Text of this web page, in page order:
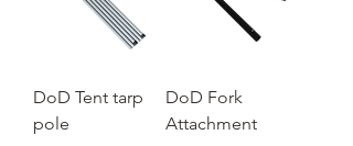
DoD Tent tarp
pole
DoD Fork
Attachment